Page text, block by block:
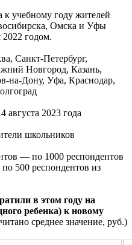
к учебному году жителей
Омска и Уфы
годом.
Санкт-Петербург,
Новгород, Казань,
на-Дону, Уфа, Краснодар,
2023 года
школьников
— по 1000 респондентов
500 респондентов из
в этом году на
ребенка) к новому
среднее значение, руб.)